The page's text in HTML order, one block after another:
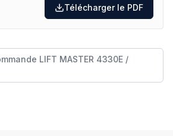
Télécharger le PDF
LIFT MASTER 4330E /